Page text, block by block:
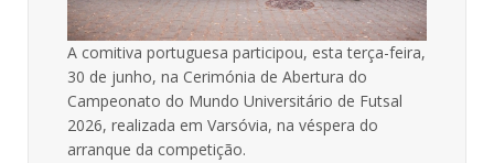
A comitiva portuguesa participou, esta terça-feira,
30 de junho, na Cerimónia de Abertura do
Campeonato do Mundo Universitário de Futsal
2026, realizada em Varsóvia, na véspera do
arranque da competição.